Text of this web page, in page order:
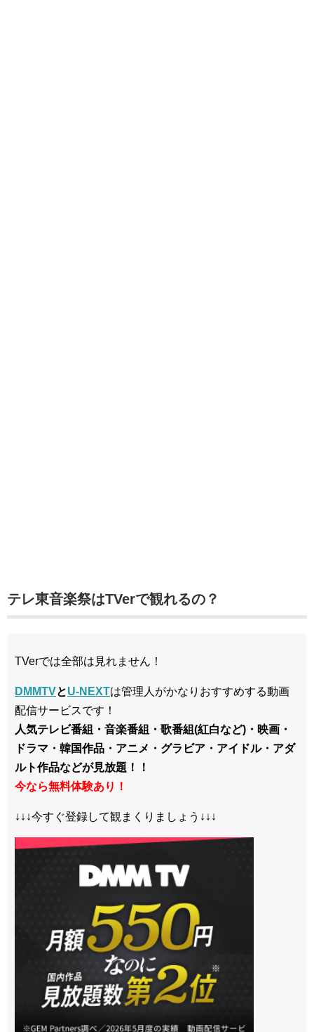
テレ東音楽祭はTVerで観れるの？
TVerでは全部は見れません！
DMMTVとU-NEXTは管理人がかなりおすすめする動画
配信サービスです！
人気テレビ番組・音楽番組・歌番組(紅白など)・映画・
ドラマ・韓国作品・アニメ・グラビア・アイドル・アダ
ルト作品などが見放題！！
今なら無料体験あり！
↓↓↓今すぐ登録して観まくりましょう↓↓↓